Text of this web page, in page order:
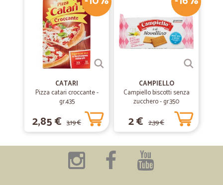
CATARI
Pizza catari croccante -
gr.435
2,85 € 3,19 €
CAMPIELLO
Campiello biscotti senza
zucchero - gr.350
2 € 2,39 €